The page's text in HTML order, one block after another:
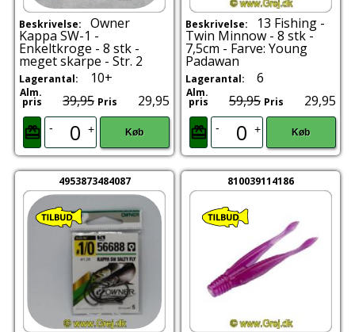
Beskrivelse: Owner
Kappa SW-1 -
Enkeltkroge - 8 stk -
meget skarpe - Str. 2
Lagerantal: 10+
Alm.
pris 39,95 Pris 29,95
- + Køb
Beskrivelse: 13 Fishing -
Twin Minnow - 8 stk -
7,5cm - Farve: Young
Padawan
Lagerantal: 6
Alm.
pris 59,95 Pris 29,95
- + Køb
4953873484087 810039114186